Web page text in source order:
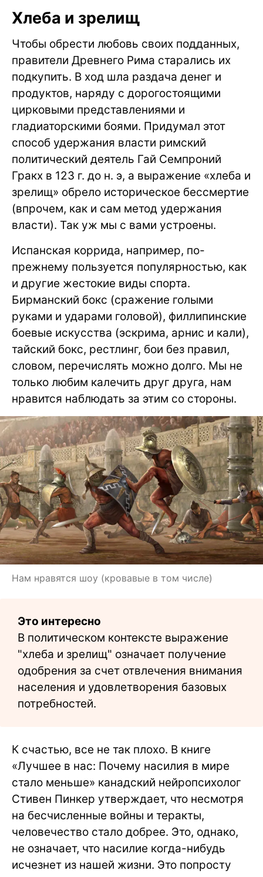
Хлеба и зрелищ
Чтобы обрести любовь своих подданных,
правители Древнего Рима старались их
подкупить. В ход шла раздача денег и
продуктов, наряду с дорогостоящими
цирковыми представлениями и
гладиаторскими боями. Придумал этот
способ удержания власти римский
политический деятель Гай Семпроний
Гракх в 123 г. до н. э, а выражение «хлеба и
зрелищ» обрело историческое бессмертие
(впрочем, как и сам метод удержания
власти). Так уж мы с вами устроены.
Испанская коррида, например, по-
прежнему пользуется популярностью, как
и другие жестокие виды спорта.
Бирманский бокс (сражение голыми
руками и ударами головой), филлипинские
боевые искусства (эскрима, арнис и кали),
тайский бокс, рестлинг, бои без правил,
словом, перечислять можно долго. Мы не
только любим калечить друг друга, нам
нравится наблюдать за этим со стороны.
Нам нравятся шоу (кровавые в том числе)
Это интересно
В политическом контексте выражение
"хлеба и зрелищ" означает получение
одобрения за счет отвлечения внимания
населения и удовлетворения базовых
потребностей.
К счастью, все не так плохо. В книге
«Лучшее в нас: Почему насилия в мире
стало меньше» канадский нейропсихолог
Стивен Пинкер утверждает, что несмотря
на бесчисленные войны и теракты,
человечество стало добрее. Это, однако,
не означает, что насилие когда-нибудь
исчезнет из нашей жизни. Это попросту